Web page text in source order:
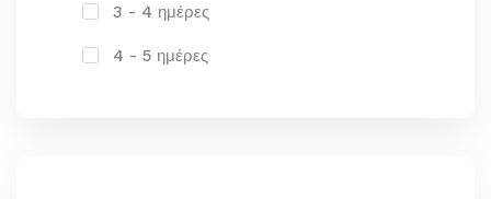
3 - 4 ημέρες
4 - 5 ημέρες